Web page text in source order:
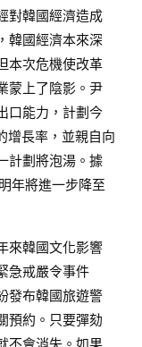
對韓國經濟造成
韓國經濟本來深
本次危機使改革
蒙上了陰影。尹
口能力，計劃今
增長率，並親自向
計劃將泡湯。據
年將進一步降至
來韓國文化影響
急戒嚴令事件
發布韓國旅遊警
預約。只要彈劾
不會消失。如果